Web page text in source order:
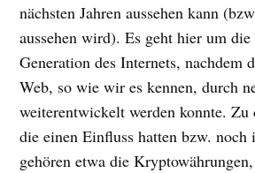
nächsten Jahren aussehen kann
aussehen wird). Es geht hier um die
Generation des Internets, nachdem
Web, so wie wir es kennen, durch
weiterentwickelt werden konnte. Zu
die einen Einfluss hatten bzw. noch
gehören etwa die